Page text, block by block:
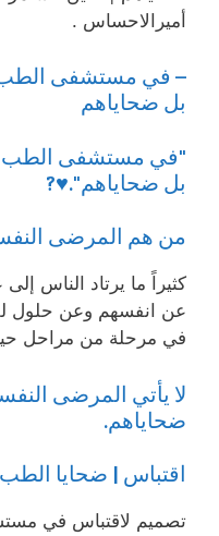
أميرالاحساس .
– في مستشفى الطب
بل ضحاياهم
‏"في مستشفى الطب
بل ضحاياهم".♥️?
من هم المرضى
كثيراً ما يرتاد الناس
عن انفسهم وعن حلول
في مرحلة من مراحل
لا يأتي المرضى
ضحاياهم.
اقتباس | ضحايا
تصميم لاقتباس في